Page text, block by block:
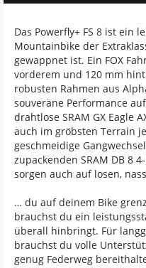
Das Powerfly+ FS 8 ist ein
Mountainbike der
gewappnet ist. Ein FOX
vorderem und 120 mm
robusten Rahmen aus
souveräne Performance
drahtlose SRAM GX Eagle
auch im gröbsten Terrain
geschmeidige
zupackenden SRAM DB 8
sorgen auch auf losen,
… du auf deinem Bike
brauchst du ein
überall hinbringt. Für
brauchst du volle
genug Federweg